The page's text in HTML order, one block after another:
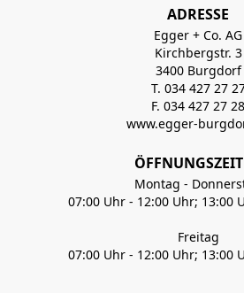
ADRESSE
Egger + Co. AG
Kirchbergstr. 3
3400 Burgdorf
T. 034 427 27
F. 034 427 27 28
www.egger-
Montag -
07:00 Uhr - 12:00 Uhr; 13:00
Freitag
07:00 Uhr - 12:00 Uhr; 13:00